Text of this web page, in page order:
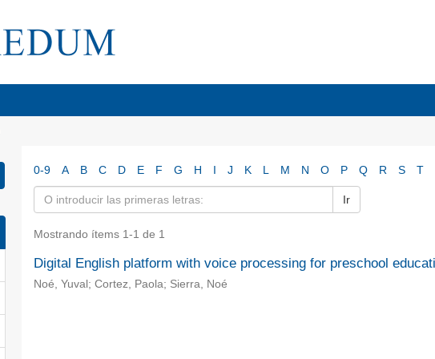
0-9 A B C D E F G H I J K L M N O P Q R S T
Ir
Mostrando ítems 1-1 de 1
Digital English platform with voice processing for preschool
Noé, Yuval; Cortez, Paola; Sierra, Noé